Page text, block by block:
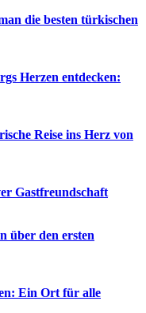
die besten türkischen
Herzen entdecken:
Reise ins Herz von
Gastfreundschaft
über den ersten
Ein Ort für alle